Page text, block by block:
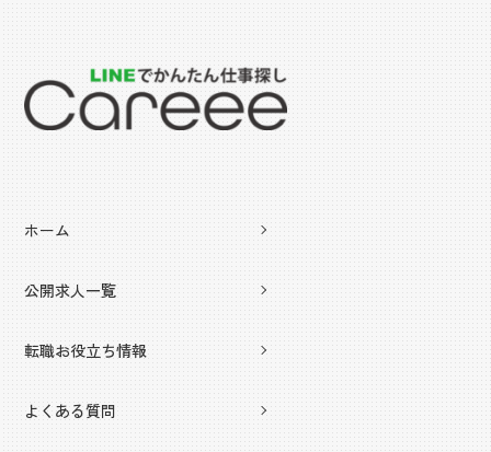
ホーム
公開求人一覧
転職お役立ち情報
よくある質問